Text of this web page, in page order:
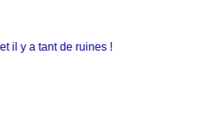
y a tant de ruines !